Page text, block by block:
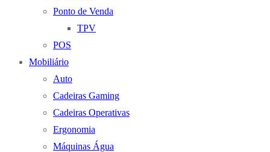
Ponto de Venda
TPV
POS
Mobiliário
Auto
Cadeiras Gaming
Cadeiras Operativas
Ergonomia
Máquinas Água